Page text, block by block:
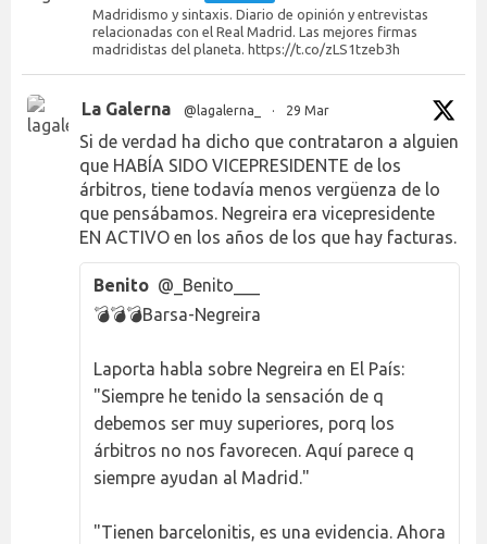
Madridismo y sintaxis. Diario de opinión y entrevistas
relacionadas con el Real Madrid. Las mejores firmas
madridistas del planeta. https://t.co/zLS1tzeb3h
La Galerna @lagalerna_ · 29 Mar
Si de verdad ha dicho que contrataron a alguien
que HABÍA SIDO VICEPRESIDENTE de los
árbitros, tiene todavía menos vergüenza de lo
que pensábamos. Negreira era vicepresidente
EN ACTIVO en los años de los que hay facturas.
Benito @_Benito___
💣💣💣Barsa-Negreira
Laporta habla sobre Negreira en El País:
"Siempre he tenido la sensación de q
debemos ser muy superiores, porq los
árbitros no nos favorecen. Aquí parece q
siempre ayudan al Madrid."
"Tienen barcelonitis, es una evidencia. Ahora